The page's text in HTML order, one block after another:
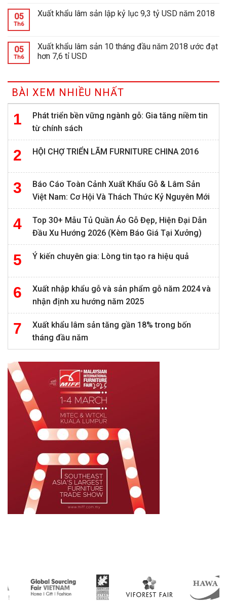
05
Th6
Xuất khẩu lâm sản lập kỷ lục 9,3 tỷ USD năm 2018
05
Th6
Xuất khẩu lâm sản 10 tháng đầu năm 2018 ước đạt
hơn 7,6 tỉ USD
BÀI XEM NHIỀU NHẤT
Phát triển bền vững ngành gỗ: Gia tăng niềm tin
từ chính sách
HỘI CHỢ TRIỂN LÃM FURNITURE CHINA 2016
Báo Cáo Toàn Cảnh Xuất Khẩu Gỗ & Lâm Sản
Việt Nam: Cơ Hội Và Thách Thức Kỷ Nguyên Mới
Top 30+ Mẫu Tủ Quần Áo Gỗ Đẹp, Hiện Đại Dẫn
Đầu Xu Hướng 2026 (Kèm Báo Giá Tại Xưởng)
Ý kiến chuyên gia: Lòng tin tạo ra hiệu quả
Xuất nhập khẩu gỗ và sản phẩm gỗ năm 2024 và
nhận định xu hướng năm 2025
Xuất khẩu lâm sản tăng gần 18% trong bốn
tháng đầu năm